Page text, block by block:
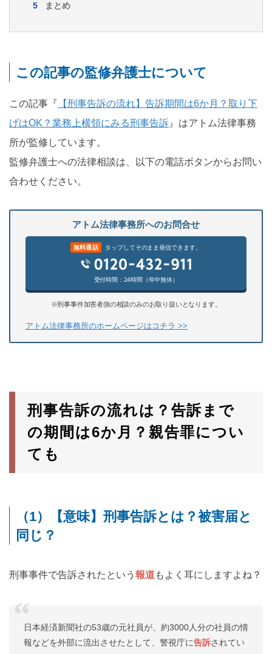
まとめ
この記事の監修弁護士について
この記事『 【刑事告訴の流れ】告訴期間は6か月？取り下
げはOK？業務上横領にみる刑事告訴 』はアトム法律事務
所が監修しています。
監修弁護士への法律相談は、以下の電話ボタンからお問い
合わせください。
アトム法律事務所へのお問合せ
無料通話 タップしてそのまま発信できます。
受付時間：24時間（年中無休）
※刑事事件加害者側の相談のみのお取り扱いとなります。
アトム法律事務所のホームページはコチラ >>
刑事告訴の流れは？告訴まで
の期間は6か月？親告罪につい
ても
（1）【意味】刑事告訴とは？被害届と
同じ？
刑事事件で告訴されたという 報道もよく耳にしますよね？
日本経済新聞社の53歳の元社員が、約3000人分の社員の情
報などを外部に流出させたとして、警視庁に告訴されてい